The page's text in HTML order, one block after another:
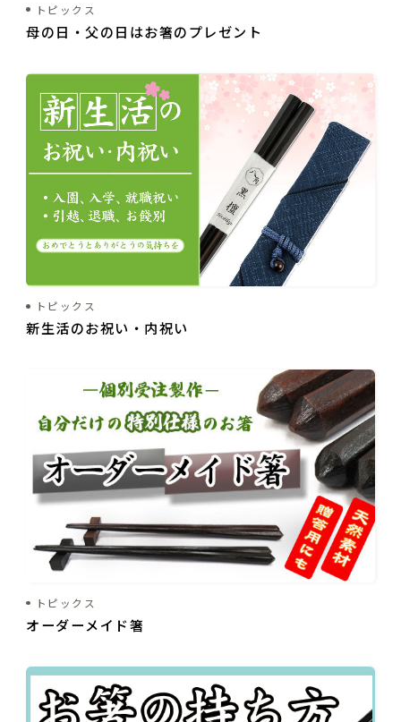
トピックス
母の日・父の日はお箸のプレゼント
トピックス
新生活のお祝い・内祝い
トピックス
オーダーメイド箸